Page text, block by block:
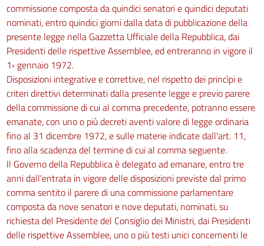
commissione composta da quindici senatori e quindici deputati
nominati, entro quindici giorni dalla data di pubblicazione della
presente legge nella Gazzetta Ufficiale della Repubblica, dai
Presidenti delle rispettive Assemblee, ed entreranno in vigore il
1› gennaio 1972.
Disposizioni integrative e correttive, nel rispetto dei princìpi e
criteri direttivi determinati dalla presente legge e previo parere
della commissione di cui al comma precedente, potranno essere
emanate, con uno o più decreti aventi valore di legge ordinaria
fino al 31 dicembre 1972, e sulle materie indicate dall'art. 11,
fino alla scadenza del termine di cui al comma seguente.
Il Governo della Repubblica è delegato ad emanare, entro tre
anni dall'entrata in vigore delle disposizioni previste dal primo
comma sentito il parere di una commissione parlamentare
composta da nove senatori e nove deputati, nominati, su
richiesta del Presidente del Consiglio dei Ministri, dai Presidenti
delle rispettive Assemblee, uno o più testi unici concernenti le